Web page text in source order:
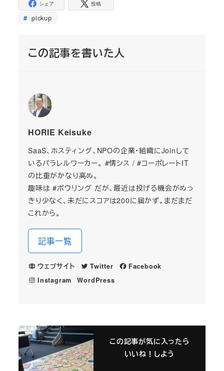
シェア 投稿
pickup
この記事を書いた人
HORIE Keisuke
SaaS、ホスティング、NPOの企業・組織にJoinして
いるパラレルワーカー。 #情シス / #コーポレートIT
の比重がかなり高め。
趣味は #ボウリング だが、最近は投げる機会がめっ
きり少なく、未だにスコアは200に届かず。まだまだ
これから。
記事一覧
ウェブサイト Twitter
Facebook
Instagram
WordPress
この記事が気に入ったら
いいね！しよう